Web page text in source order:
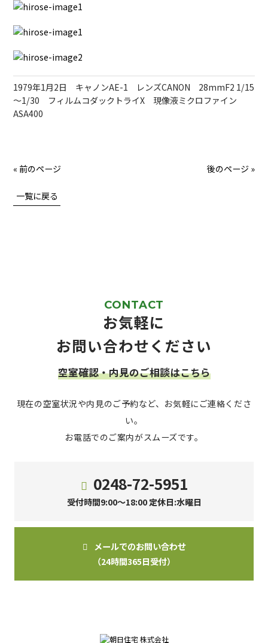
1979年1月2日 キャノンAE-1 レンズCANON 28mmF2 1/15
～1/30 フィルムコダックトライX 現像液ミクロファイン
ASA400
« 前のページ 後のページ »
一覧に戻る
CONTACT
お気軽に
お問い合わせください
空室確認・内見のご相談はこちら
現在の空室状況や内見のご予約など、お気軽にご連絡くださ
い。
お電話でのご案内がスムーズです。
0248-72-5951
受付時間9:00～18:00 定休日:水曜日
メールでのお問い合わせ
（24時間365日受付）